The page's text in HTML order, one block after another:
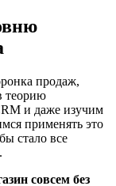
продаж,
теорию
и даже изучим
применять это
стало все
совсем без